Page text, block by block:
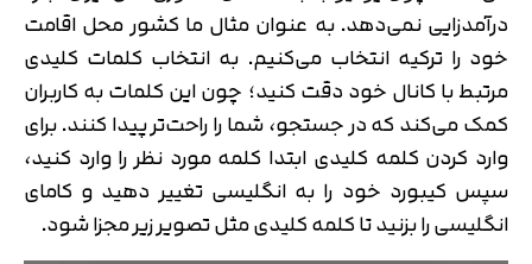
درآمدزایی نمی‌دهد. به عنوان مثال ما کشور محل اقامت
خود را ترکیه انتخاب می‌کنیم. به انتخاب کلمات کلیدی
مرتبط با کانال خود دقت کنید؛ چون این کلمات به کاربران
کمک می‌کند که در جستجو، شما را راحت‌تر پیدا کنند. برای
وارد کردن کلمه کلیدی ابتدا کلمه مورد نظر را وارد کنید،
سپس کیبورد خود را به انگلیسی تغییر دهید و کامای
انگلیسی را بزنید تا کلمه کلیدی مثل تصویر زیر مجزا شود.